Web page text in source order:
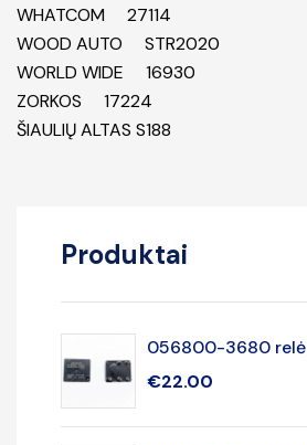
WHATCOM 27114
WOOD AUTO STR2020
WORLD WIDE 16930
ZORKOS 17224
ŠIAULIŲ ALTAS S188
Produktai
056800-3680 relė
€22.00